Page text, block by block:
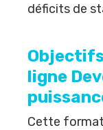
déficits de
ligne
Cette